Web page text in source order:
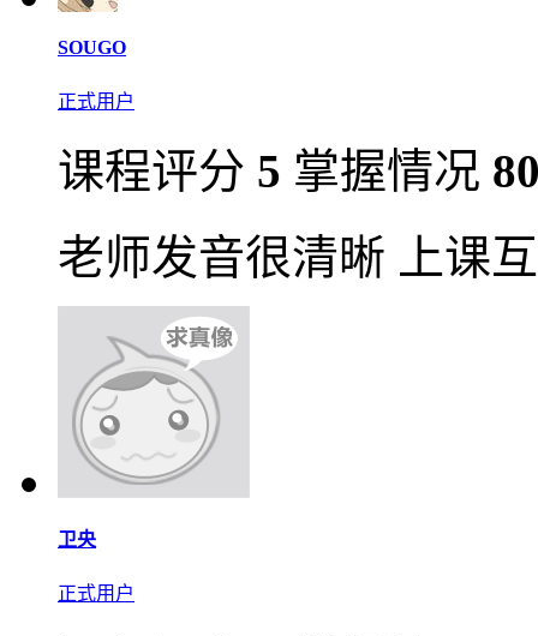
SOUGO
正式用户
课程评分 5 掌握情况
老师发音很清晰 上课
卫央
正式用户